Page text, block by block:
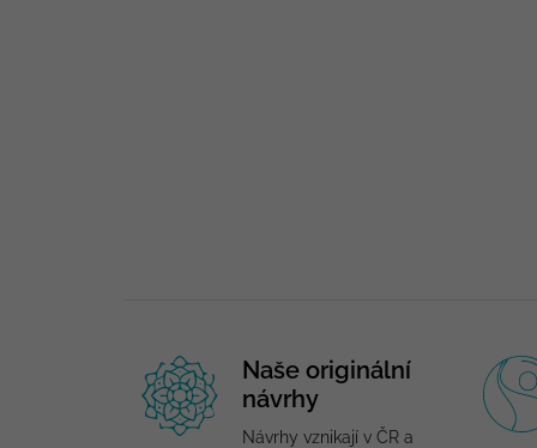
Naše originální
návrhy
Návrhy vznikají v ČR a